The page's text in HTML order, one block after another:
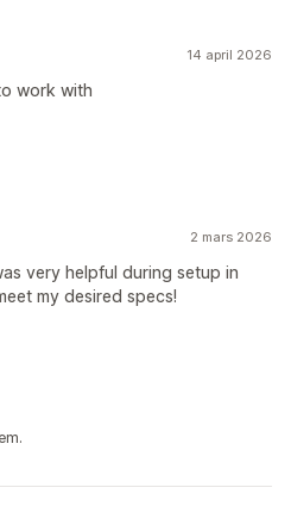
14 april 2026
work with
2 mars 2026
very helpful during setup in
my desired specs!